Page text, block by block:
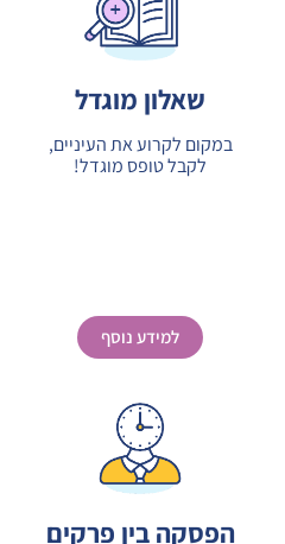
שאלון מוגדל
במקום לקרוע את העיניים,
לקבל טופס מוגדל!
למידע נוסף
הפסקה בין פרקים